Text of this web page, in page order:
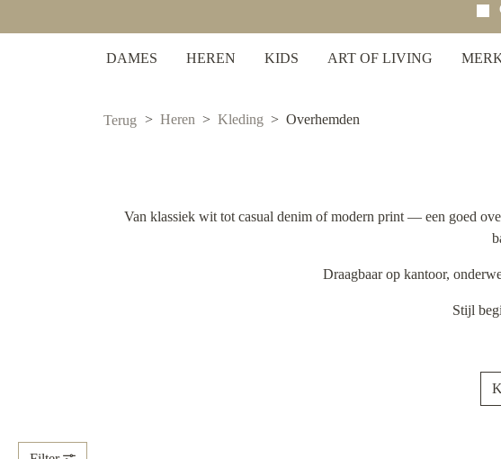
DAMES HEREN KIDS ART OF LIVING
Terug Heren Kleding Overhemden
Van klassiek wit tot casual denim of modern print — een goed
Draagbaar op kantoor,
Stijl